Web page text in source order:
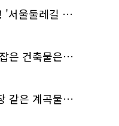
이것이 천연 냉방! '서울둘레길 9코스'로 숲속 피서 떠나볼까
나의 마음을 사로잡은 건축물은? '서울시 건축상' 수상작 공개!
한여름에도 얼음장 같은 계곡물! 서울 '진관사 계곡'이 천국이네~